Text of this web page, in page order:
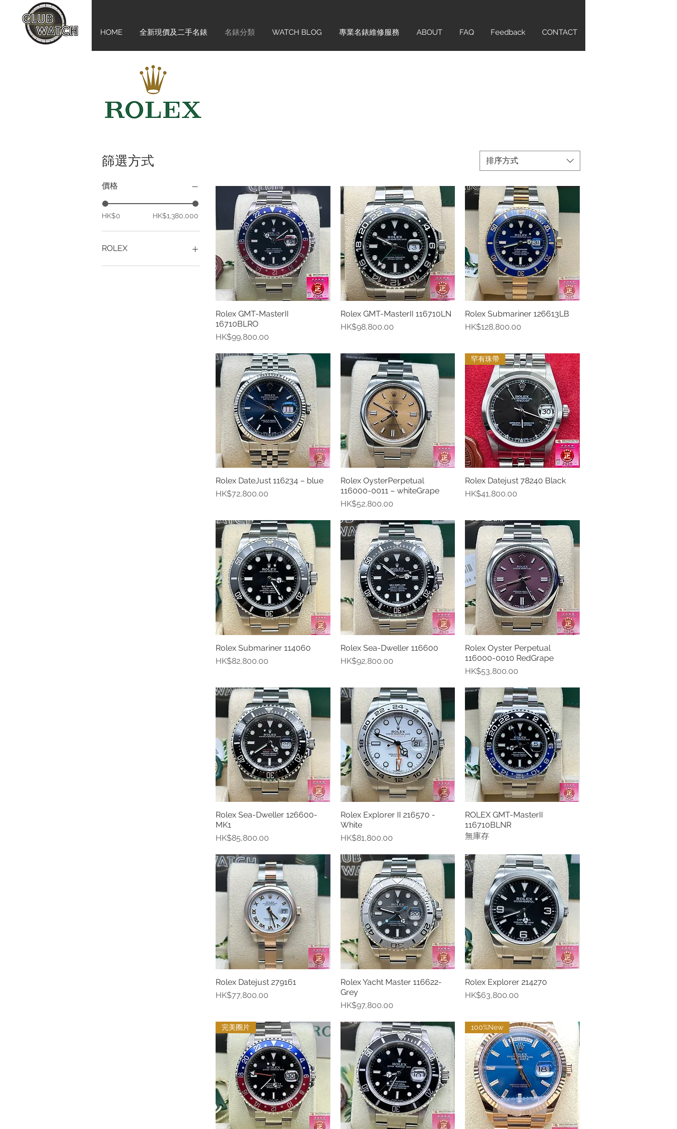
HOME 全新現價及二手名錶 名錶分類 WATCH BLOG 專業名錶維修服務 ABOUT FAQ Feedback CONTACT
篩選方式
價格
HK$0 HK$1,380,000
ROLEX
Daytona
排序方式
快速瀏覽
Rolex GMT-MasterII
16710BLRO
價格
HK$99,800.00
快速瀏覽
Rolex GMT-MasterII 116710LN
價格
HK$98,800.00
快速瀏覽
Rolex Submariner 126613LB
價格
HK$128,800.00
快速瀏覽
Rolex DateJust 116234 – blue
價格
HK$72,800.00
快速瀏覽
Rolex OysterPerpetual
116000-0011 – whiteGrape
價格
HK$52,800.00
快速瀏覽
罕有珠帶
Rolex Datejust 78240 Black
價格
HK$41,800.00
快速瀏覽
Rolex Submariner 114060
價格
HK$82,800.00
快速瀏覽
Rolex Sea-Dweller 116600
價格
HK$92,800.00
快速瀏覽
Rolex Oyster Perpetual
116000-0010 RedGrape
價格
HK$53,800.00
快速瀏覽
Rolex Sea-Dweller 126600-
MK1
價格
HK$85,800.00
快速瀏覽
Rolex Explorer II 216570 -
White
價格
HK$81,800.00
快速瀏覽
ROLEX GMT-MasterII
116710BLNR
無庫存
快速瀏覽
Rolex Datejust 279161
價格
HK$77,800.00
快速瀏覽
Rolex Yacht Master 116622-
Grey
價格
HK$97,800.00
快速瀏覽
Rolex Explorer 214270
價格
HK$63,800.00
完美圈片 100%New